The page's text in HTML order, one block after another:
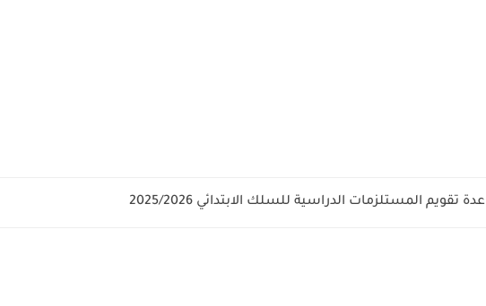
عدة تقويم المستلزمات الدراسية للسلك الابتدائي 2025/2026